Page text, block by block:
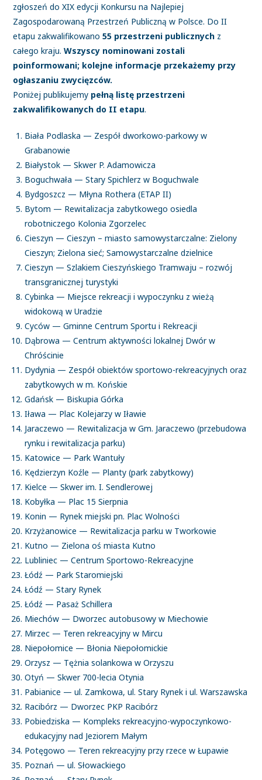
zgłoszeń do XIX edycji Konkursu na Najlepiej
Zagospodarowaną Przestrzeń Publiczną w Polsce. Do II
etapu zakwalifikowano55 przestrzeni publicznych z
całego kraju.Wszyscy nominowani zostali
poinformowani; kolejne informacje przekażemy przy
ogłaszaniu zwycięzców.
Poniżej publikujemy pełną listę przestrzeni
zakwalifikowanych do II etapu.
Biała Podlaska — Zespół dworkowo-parkowy w
Grabanowie
Białystok — Skwer P. Adamowicza
Boguchwała — Stary Spichlerz w Boguchwale
Bydgoszcz — Młyna Rothera (ETAP II)
Bytom — Rewitalizacja zabytkowego osiedla
robotniczego Kolonia Zgorzelec
Cieszyn — Cieszyn – miasto samowystarczalne: Zielony
Cieszyn; Zielona sieć; Samowystarczalne dzielnice
Cieszyn — Szlakiem Cieszyńskiego Tramwaju – rozwój
transgranicznej turystyki
Cybinka — Miejsce rekreacji i wypoczynku z wieżą
widokową w Uradzie
Cyców — Gminne Centrum Sportu i Rekreacji
Dąbrowa — Centrum aktywności lokalnej Dwór w
Chróścinie
Dydynia — Zespół obiektów sportowo-rekreacyjnych oraz
zabytkowych w m. Końskie
Gdańsk — Biskupia Górka
Iława — Plac Kolejarzy w Iławie
Jaraczewo — Rewitalizacja w Gm. Jaraczewo (przebudowa
rynku i rewitalizacja parku)
Katowice — Park Wantuły
Kędzierzyn Koźle — Planty (park zabytkowy)
Kielce — Skwer im. I. Sendlerowej
Kobyłka — Plac 15 Sierpnia
Konin — Rynek miejski pn. Plac Wolności
Krzyżanowice — Rewitalizacja parku w Tworkowie
Kutno — Zielona oś miasta Kutno
Lubliniec — Centrum Sportowo-Rekreacyjne
Łódź — Park Staromiejski
Łódź — Stary Rynek
Łódź — Pasaż Schillera
Miechów — Dworzec autobusowy w Miechowie
Mirzec — Teren rekreacyjny w Mircu
Niepołomice — Błonia Niepołomickie
Orzysz — Tężnia solankowa w Orzyszu
Otyń — Skwer 700-lecia Otynia
Pabianice — ul. Zamkowa, ul. Stary Rynek i ul. Warszawska
Racibórz — Dworzec PKP Racibórz
Pobiedziska — Kompleks rekreacyjno-wypoczynkowo-
edukacyjny nad Jeziorem Małym
Potęgowo — Teren rekreacyjny przy rzece w Łupawie
Poznań — ul. Słowackiego